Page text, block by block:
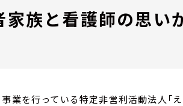
家族と看護師の思い
事業を行っている特定非営利活動法人